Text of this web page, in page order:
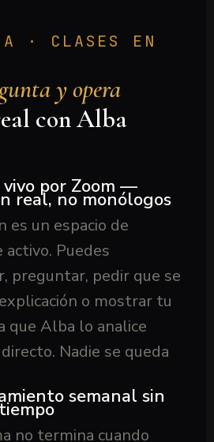
· CLASES EN
y opera
con Alba
vivo por Zoom —
real, no monólogos
es un espacio de
activo. Puedes
preguntar, pedir que se
o mostrar tu
que Alba lo analice
Nadie se queda
semanal sin
no termina cuando